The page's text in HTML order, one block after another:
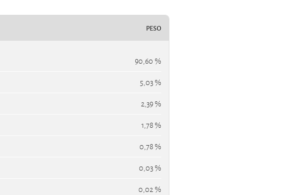
PESO
90,60 %
5,03 %
2,39 %
1,78 %
0,78 %
0,03 %
0,02 %